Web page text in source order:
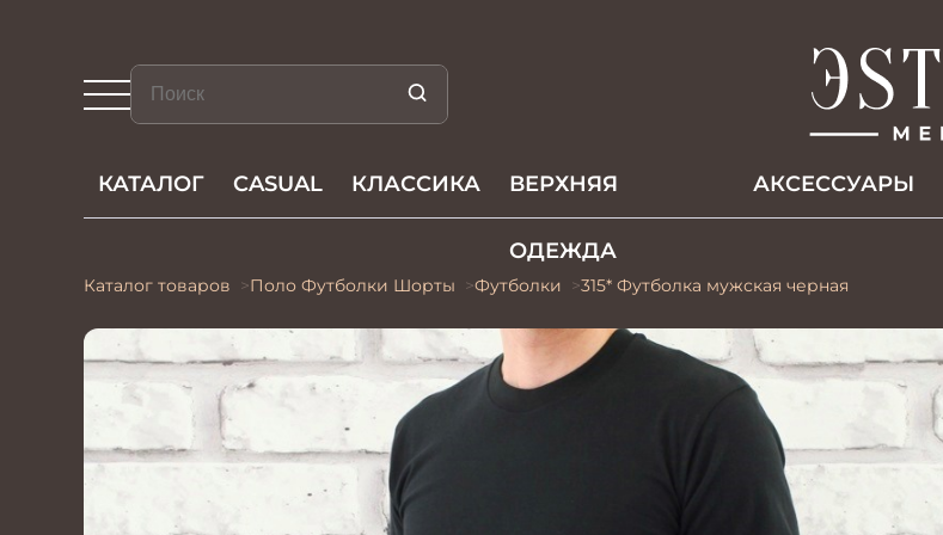
КАТАЛОГ CASUAL КЛАССИКА ВЕРХНЯЯ
ОДЕЖДА
АКCЕССУАРЫ
Каталог товаров Поло Футболки Шорты Футболки 315* Футболка мужская черная